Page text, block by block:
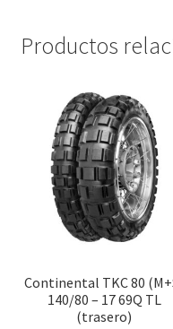
Productos
Continental TKC 80
140/80 – 17 69Q TL
(trasero)